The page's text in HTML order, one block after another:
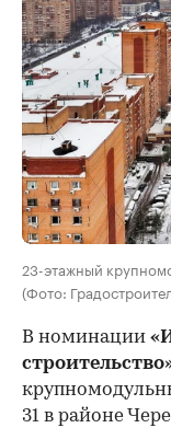
23-этажный
(Фото:
В номинации
31 в районе